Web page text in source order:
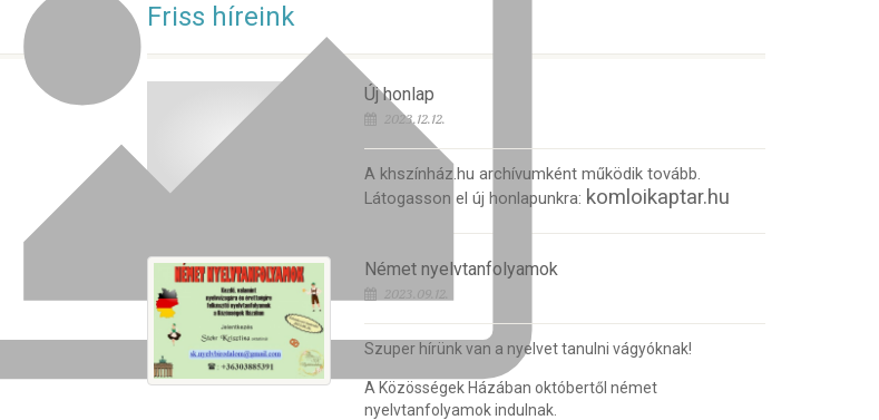
Friss híreink
Új honlap
2023.12.12.
A khszínház.hu archívumként működik tovább.
Látogasson el új honlapunkra: komloikaptar.hu
Német nyelvtanfolyamok
2023.09.12.
Szuper hírünk van a nyelvet tanulni vágyóknak!
A Közösségek Házában októbertől német
nyelvtanfolyamok indulnak.